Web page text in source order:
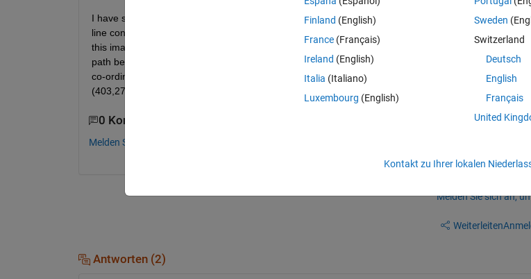
I have shown my working environment in the image. In this image, the circular object considered as
line considered as path for mobile robot. The mobile robot is move with interpolate the nodes
this image, totally 14 nodes (co-ordinate points) are there. Among that i consider a start and goal
path between start and goal point. How can i find optimal path without hitting obstacle using particle
co-ordinate points of nodes (interms of pixels) are
(403,278),(509,233),(678,298),(591,336),(579,396),(402,402).
0 Kommentare
Melden Sie sich an, um zu kommentieren.
Melden Sie sich an,
Weiterleiten
Antworten (2)
Finland (English)
France (Français)
Ireland (English)
Italia (Italiano)
Luxembourg (English)
Sweden
Switzerland
Deutsch
English
Français
United
Kontakt zu Ihrer lokalen